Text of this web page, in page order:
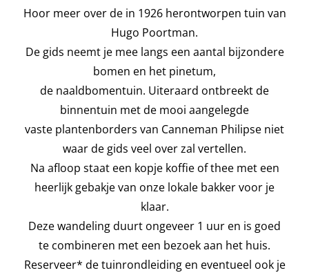
Hoor meer over de in 1926 herontworpen tuin van
Hugo Poortman.
De gids neemt je mee langs een aantal bijzondere
bomen en het pinetum,
de naaldbomentuin. Uiteraard ontbreekt de
binnentuin met de mooi aangelegde
vaste plantenborders van Canneman Philipse niet
waar de gids veel over zal vertellen.
Na afloop staat een kopje koffie of thee met een
heerlijk gebakje van onze lokale bakker voor je
klaar.
Deze wandeling duurt ongeveer 1 uur en is goed
te combineren met een bezoek aan het huis.
Reserveer* de tuinrondleiding en eventueel ook je